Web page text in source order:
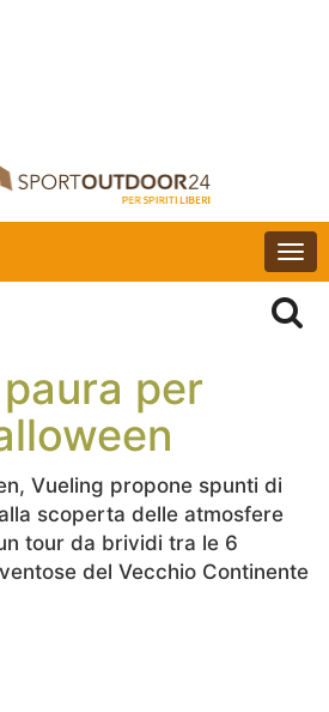
per
Vueling propone spunti di
scoperta delle atmosfere
tour da brividi tra le 6
del Vecchio Continente